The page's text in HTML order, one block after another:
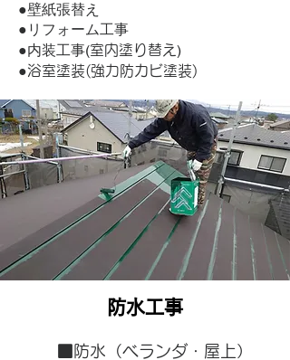
●壁紙張替え
●リフォーム工事
●内装工事(室内塗り替え)
●浴室塗装(強力防カビ塗装)
​防水工事
■防水（ベランダ・屋上）